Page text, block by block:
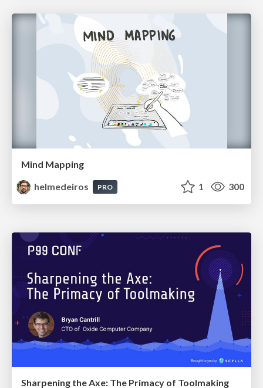
Mind Mapping
helmedeiros
PRO 1 300
Sharpening the Axe: The Primacy of Toolmaking